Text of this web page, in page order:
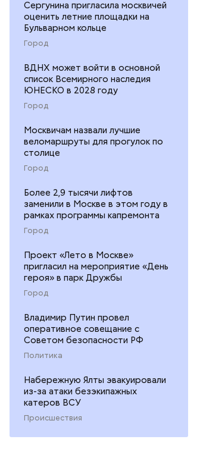
Сергунина пригласила москвичей
оценить летние площадки на
Бульварном кольце
Город
ВДНХ может войти в основной
список Всемирного наследия
ЮНЕСКО в 2028 году
Город
Москвичам назвали лучшие
веломаршруты для прогулок по
столице
Город
Более 2,9 тысячи лифтов
заменили в Москве в этом году в
рамках программы капремонта
Город
Проект «Лето в Москве»
пригласил на мероприятие «День
героя» в парк Дружбы
Город
Владимир Путин провел
оперативное совещание с
Советом безопасности РФ
Политика
Набережную Ялты эвакуировали
из-за атаки безэкипажных
катеров ВСУ
Происшествия